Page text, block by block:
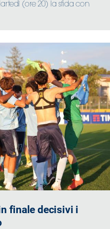
(ore 20) la sfida con
finale decisivi i